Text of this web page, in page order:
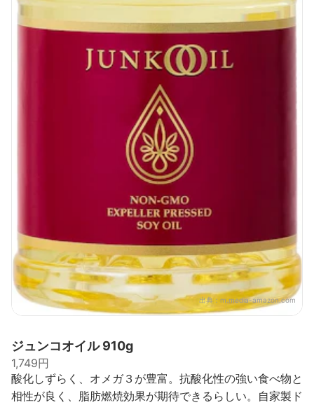
出典： m.media-amazon.com
ジュンコオイル 910g
1,749円
酸化しずらく、オメガ３が豊富。抗酸化性の強い食べ物と
相性が良く、脂肪燃焼効果が期待できるらしい。自家製ド